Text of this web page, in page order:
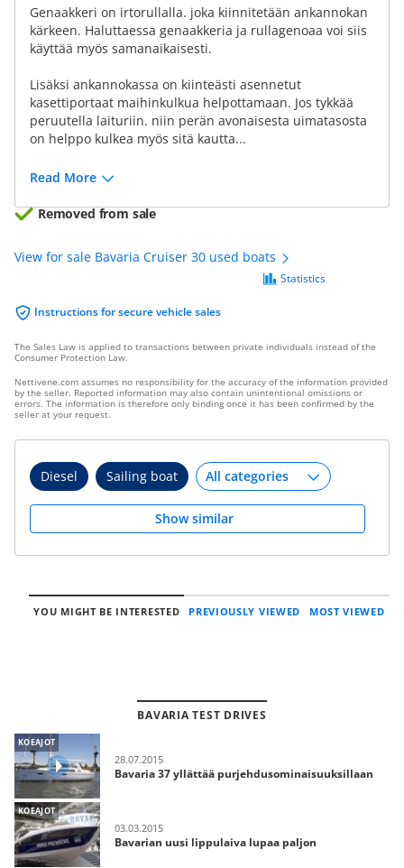
Genaakkeri on irtorullalla. joka kiinnitetään ankannokan
kärkeen. Haluttaessa genaakkeria ja rullagenoaa voi siis
käyttää myös samanaikaisesti.
Lisäksi ankannokassa on kiinteästi asennetut
kasettiportaat maihinkulkua helpottamaan. Jos tykkää
peruutella laituriin. niin perän avonaisesta uimatasosta
on helppo kulkea myös sitä kautta...
Read More
Removed from sale
View for sale Bavaria Cruiser 30 used boats
Instructions for secure vehicle sales
Statistics
The Sales Law is applied to transactions between private individuals instead of the
Consumer Protection Law.
Nettivene.com assumes no responsibility for the accuracy of the information provided
by the seller. Reported information may also contain unintentional omissions or
errors. The information is therefore only binding once it has been confirmed by the
seller at your request.
Diesel Sailing boat
Show similar
YOU MIGHT BE INTERESTED PREVIOUSLY VIEWED MOST VIEWED
BAVARIA TEST DRIVES
KOEAJOT
28.07.2015
Bavaria 37 yllättää purjehdusominaisuuksillaan
KOEAJOT
03.03.2015
Bavarian uusi lippulaiva lupaa paljon